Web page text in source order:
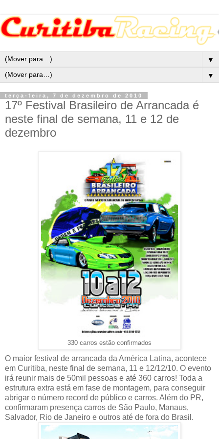
▼
▼
terça-feira, 7 de dezembro de 2010
17º Festival Brasileiro de Arrancada é
neste final de semana, 11 e 12 de
dezembro
330 carros estão confirmados
O maior festival de arrancada da América Latina, acontece
em Curitiba, neste final de semana, 11 e 12/12/10. O evento
irá reunir mais de 50mil pessoas e até 360 carros! Toda a
estrutura extra está em fase de montagem, para conseguir
abrigar o número record de público e carros. Além do PR,
confirmaram presença carros de São Paulo, Manaus,
Salvador, Rio de Janeiro e outros até de fora do Brasil.